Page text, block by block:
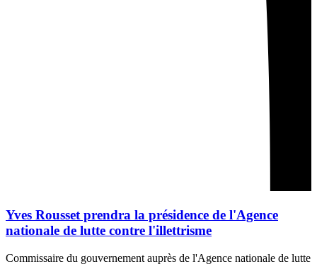
Yves Rousset prendra la présidence de l'Agence
nationale de lutte contre l'illettrisme
Commissaire du gouvernement auprès de l'Agence nationale de lutte